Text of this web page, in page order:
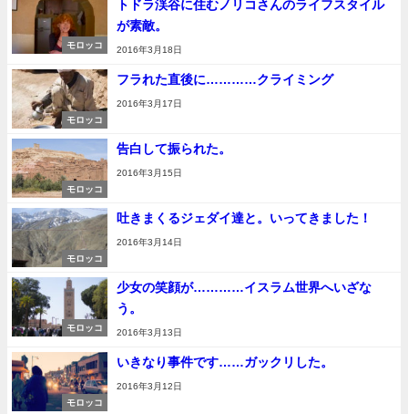
モロッコ
トドラ渓谷に住むノリコさんのライフスタイル
が素敵。
2016年3月18日
モロッコ
フラれた直後に…………クライミング
2016年3月17日
モロッコ
告白して振られた。
2016年3月15日
モロッコ
吐きまくるジェダイ達と。いってきました！
2016年3月14日
モロッコ
少女の笑顔が…………イスラム世界へいざな
う。
2016年3月13日
モロッコ
いきなり事件です……ガックリした。
2016年3月12日